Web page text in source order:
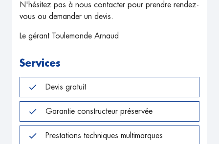
N'hésitez pas à nous contacter pour prendre rendez-
vous ou demander un devis.
Le gérant Toulemonde Arnaud
Services
Devis gratuit
Garantie constructeur préservée
Prestations techniques multimarques